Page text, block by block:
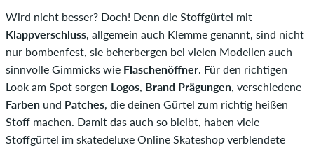
Wird nicht besser? Doch! Denn die Stoffgürtel mit
Klappverschluss, allgemein auch Klemme genannt, sind nicht
nur bombenfest, sie beherbergen bei vielen Modellen auch
sinnvolle Gimmicks wie Flaschenöffner. Für den richtigen
Look am Spot sorgen Logos, Brand Prägungen, verschiedene
Farben und Patches, die deinen Gürtel zum richtig heißen
Stoff machen. Damit das auch so bleibt, haben viele
Stoffgürtel im skatedeluxe Online Skateshop verblendete